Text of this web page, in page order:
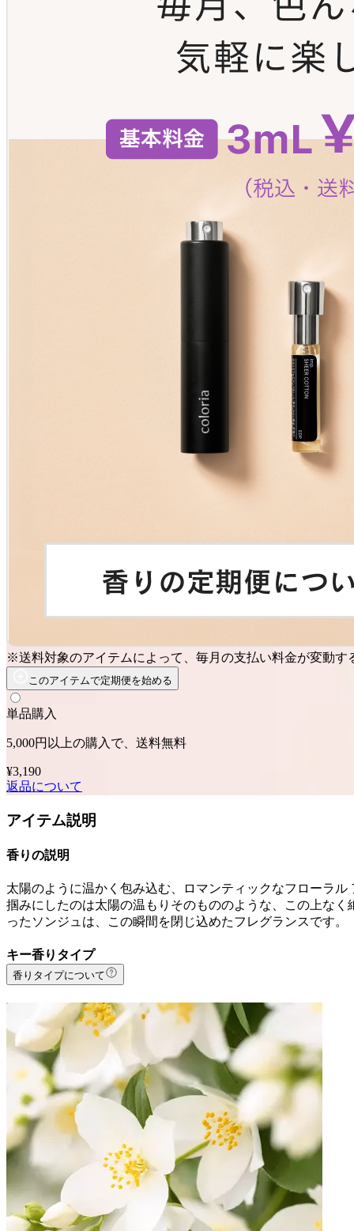
※送料対象のアイテムによって、毎月の支払い料金が変動す
このアイテムで定期便を始める
単品購入
5,000円以上の購入で、送料無料
¥3,190
返品について
アイテム説明
香りの説明
太陽のように温かく包み込む、ロマンティックなフローラ
掴みにしたのは太陽の温もりそのもののような、この上な
ったソンジュは、この瞬間を閉じ込めたフレグランスです。
キー香りタイプ
香りタイプについて